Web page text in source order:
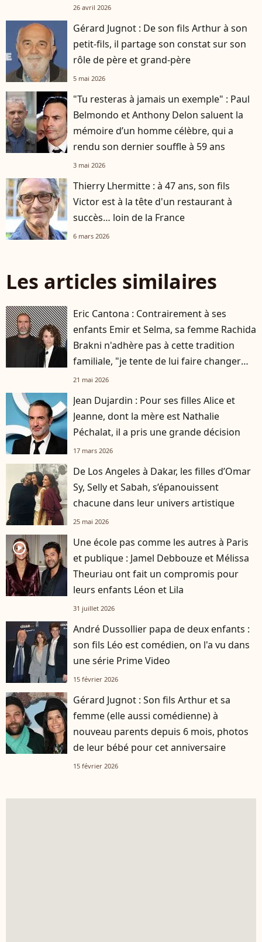
26 avril 2026
Gérard Jugnot : De son fils Arthur à son
petit-fils, il partage son constat sur son
rôle de père et grand-père
5 mai 2026
"Tu resteras à jamais un exemple" : Paul
Belmondo et Anthony Delon saluent la
mémoire d’un homme célèbre, qui a
rendu son dernier souffle à 59 ans
3 mai 2026
Thierry Lhermitte : à 47 ans, son fils
Victor est à la tête d'un restaurant à
succès… loin de la France
6 mars 2026
Les articles similaires
Eric Cantona : Contrairement à ses
enfants Emir et Selma, sa femme Rachida
Brakni n'adhère pas à cette tradition
familiale, "je tente de lui faire changer
d'avis"
21 mai 2026
Jean Dujardin : Pour ses filles Alice et
Jeanne, dont la mère est Nathalie
Péchalat, il a pris une grande décision
17 mars 2026
De Los Angeles à Dakar, les filles d’Omar
Sy, Selly et Sabah, s’épanouissent
chacune dans leur univers artistique
25 mai 2026
player2
Une école pas comme les autres à Paris
et publique : Jamel Debbouze et Mélissa
Theuriau ont fait un compromis pour
leurs enfants Léon et Lila
31 juillet 2026
André Dussollier papa de deux enfants :
son fils Léo est comédien, on l'a vu dans
une série Prime Video
15 février 2026
Gérard Jugnot : Son fils Arthur et sa
femme (elle aussi comédienne) à
nouveau parents depuis 6 mois, photos
de leur bébé pour cet anniversaire
15 février 2026